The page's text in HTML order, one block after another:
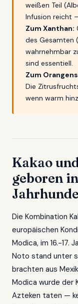
weißen Teil
Infusion reicht
Zum Xanthan:
des Gesamten
wahrnehmbar
sind essentiell.
Zum
Die
wenn warm
Kakao
geboren
Die Kombination
europäischen
Modica, im 16.-17.
Noto stand unter
brachten aus
Modica wurde der
Azteken taten —